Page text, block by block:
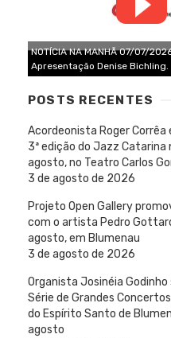
NOTÍCIA NA MANHÃ 07/07/
Apresentação Denise Bichling.
POSTS RECENTES
Acordeonista Roger Corrêa
3ª edição do Jazz Catarina
agosto, no Teatro Carlos
3 de agosto de 2026
Projeto Open Gallery
com o artista Pedro
agosto, em Blumenau
3 de agosto de 2026
Organista Josinéia
Série de Grandes
do Espírito Santo de
agosto